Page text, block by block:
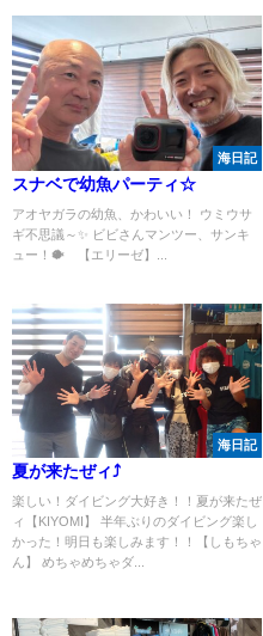
海日記
スナベで幼魚パーティ☆
アオヤガラの幼魚、かわいい！ ウミウサ
ギ不思議～✨ ビビさんマンツー、サンキ
ュー！🐡 【エリーゼ】...
海日記
夏が来たぜィ⤴
楽しい！ダイビング大好き！！夏が来たぜ
ィ【KIYOMI】 半年ぶりのダイビング楽し
かった！明日も楽しみます！！【しもちゃ
ん】 めちゃめちゃダ...